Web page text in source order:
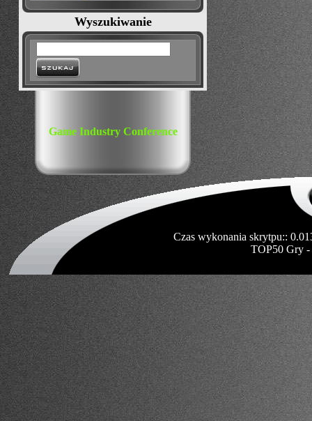
Wyszukiwanie
Game Industry Conference
Czas wykonania skrytpu::
TOP50 Gry